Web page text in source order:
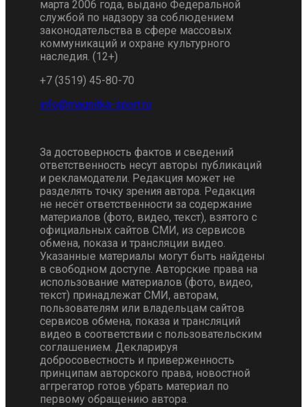
марта 2006 года, выдано Федеральной
службой по надзору за соблюдением
законодательства в сфере массовых
коммуникаций и охране культурного
наследия. (12+)
+7 (3519) 45-80-70
За достоверность фактов и сведений
ответственность несут авторы публикаций
и рекламодатели. Редакция может не
разделять точку зрения автора. Редакция
не несёт ответственности за содержание
материалов (фото, видео, текст), взятого с
официальных сайтов СМИ, из сервисов
обмена, показа и трансляции видео.
Указанные материалы могут быть найдены
в свободном доступе. Авторские права на
использование материалов (фото, видео,
текст) принадлежат СМИ, авторам,
пользователям или владельцам сайтов
сервисов обмена, показа и трансляций
видео в соответствии с пользовательским
соглашением. Декларируя
добросовестность и приверженность
принципам авторского права, новостной
аггрегатор готов убрать материал по
первому обращению автора.